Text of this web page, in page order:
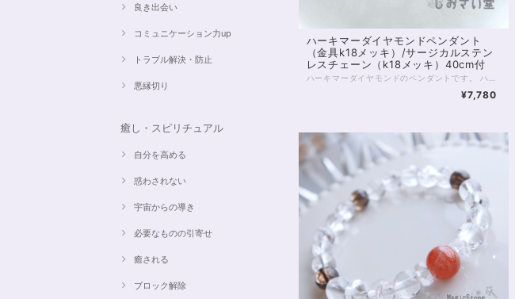
良き出会い
コミュニケーション力up
トラブル解決・防止
悪縁切り
癒し・スピリチュアル
自分を高める
惑わされない
宇宙からの導き
必要なものの引寄せ
癒される
ブロック解除
ハーキマーダイヤモンドペンダント
（金具k18メッキ）/サージカルステン
レスチェーン（k18メッキ）40cm付
¥7,780